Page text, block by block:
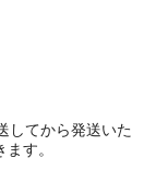
してから発送いた
す。